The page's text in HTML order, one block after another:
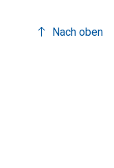
Nach oben